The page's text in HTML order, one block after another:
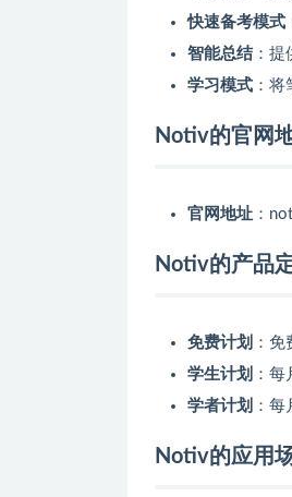
快速备考模式
智能总结：提
学习模式 ：
Notiv的官网
官网地址 ：
Notiv的产品
免费计划 ：
学生计划 ：
学者计划 ：
Notiv的应用